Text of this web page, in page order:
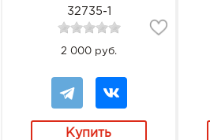
32735-1
2 000 руб.
Купить